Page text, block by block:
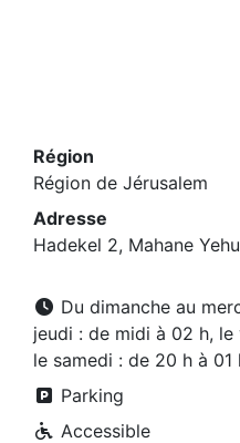
Région
Région de Jérusalem
Adresse
Hadekel 2, Mahane
Du dimanche au
jeudi : de midi à 02 h,
le samedi : de 20 h à 01
Parking
Accessible